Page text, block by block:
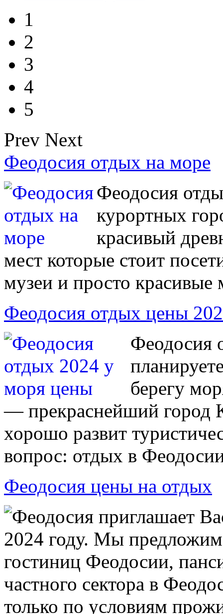
1
2
3
4
5
Prev Next
Феодосия отдых на море
Феодосия
курортных
красивый
мест которые стоит
музеи и просто красивые
Феодосия отдых цены
Феодосия
берегу
— прекраснейший город
хорошо развит
вопрос: отдых в
Феодосия цены на отдых
Феодосия приглашает
2024 году. Мы
гостиниц Феодосии,
частного сектора в
только по условиям